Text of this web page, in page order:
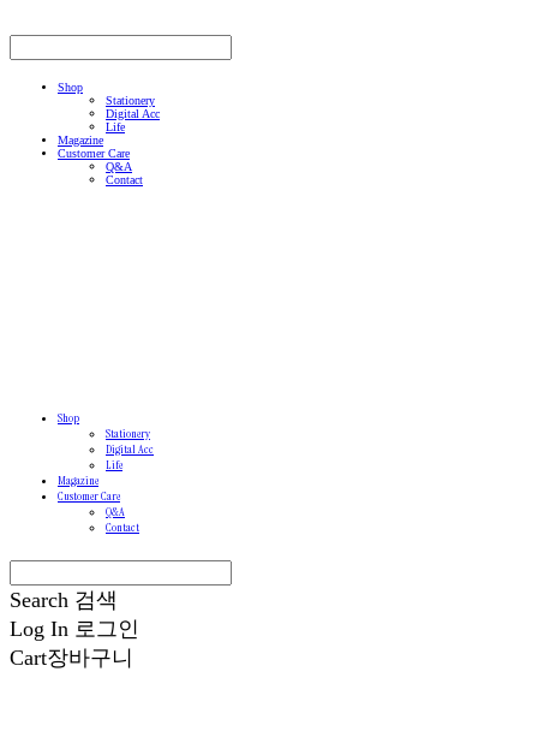
Shop
Stationery
Digital Acc
Life
Magazine
Customer Care
Q&A
Contact
Shop
Stationery
Digital Acc
Life
Magazine
Customer Care
Q&A
Contact
Search 검색
Log In 로그인
Cart장바구니